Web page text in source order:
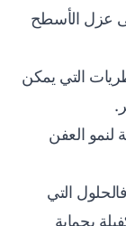
عزل الأسطح
التي يمكن
لنمو العفن
التي
بحماية